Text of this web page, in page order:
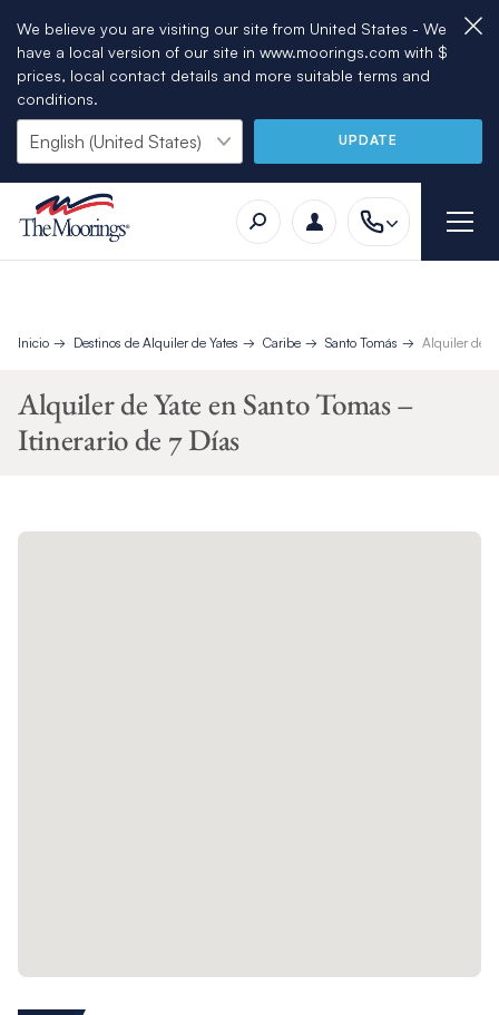
We believe you are visiting our site from United States - We
have a local version of our site in www.moorings.com with $
prices, local contact details and more suitable terms and
conditions.
UPDATE
Inicio Destinos de Alquiler de Yates Caribe Santo Tomás Alquiler de
Alquiler de Yate en Santo Tomas –
Itinerario de 7 Días